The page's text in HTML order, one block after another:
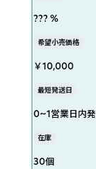
??? %
希望小売価格
￥10,000
最短発送日
0~1営業日内
在庫
30個